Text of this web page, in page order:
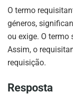
O termo
géneros,
ou exige. O termo
Assim, o
requisição.
Resposta